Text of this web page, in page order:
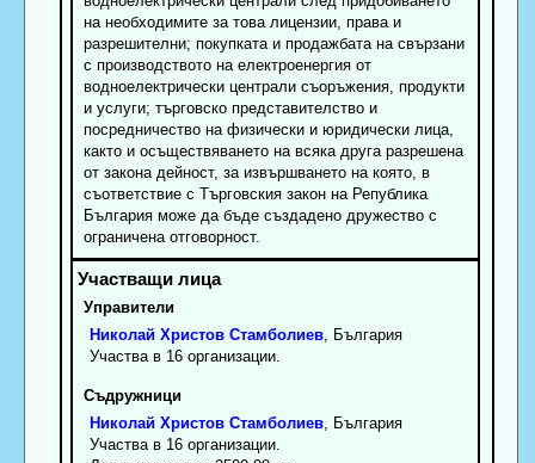
на необходимите за това лицензии, права и
разрешителни; покупката и продажбата на свързани
с производството на електроенергия от
водноелектрически централи съоръжения, продукти
и услуги; търговско представителство и
посредничество на физически и юридически лица,
както и осъществяването на всяка друга разрешена
от закона дейност, за извършването на която, в
съответствие с Търговския закон на Република
България може да бъде създадено дружество с
ограничена отговорност.
Управители
Николай Христов Стамболиев, България
Участва в 16 организации.
Съдружници
Николай Христов Стамболиев, България
Участва в 16 организации.